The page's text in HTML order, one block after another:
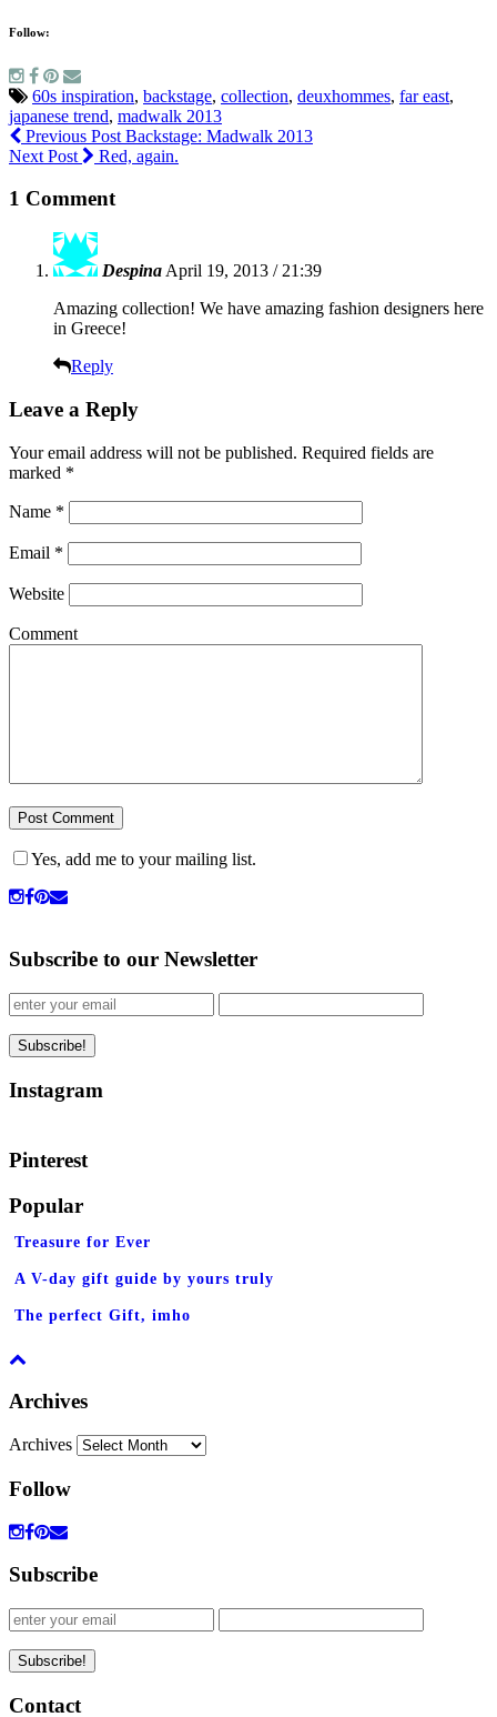
Follow:
60s inspiration, backstage, collection, deuxhommes, far east,
japanese trend, madwalk 2013
Previous Post Backstage: Madwalk 2013
Next Post
Red, again.
1 Comment
Despina April 19, 2013 / 21:39
Amazing collection! We have amazing fashion designers here
in Greece!
Reply
Leave a Reply
Your email address will not be published. Required fields are
marked *
Name *
Email *
Website
Comment
Yes, add me to your mailing list.
Subscribe to our Newsletter
Instagram
Pinterest
Popular
Treasure for Ever
A V-day gift guide by yours truly
The perfect Gift, imho
Archives
Archives
Follow
Subscribe
Contact